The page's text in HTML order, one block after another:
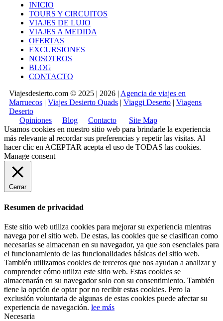
INICIO
TOURS Y CIRCUITOS
VIAJES DE LUJO
VIAJES A MEDIDA
OFERTAS
EXCURSIONES
NOSOTROS
BLOG
CONTACTO
Viajesdesierto.com © 2025 | 2026 | Agencia de viajes en
Marruecos | Viajes Desierto Quads | Viaggi Deserto | Viagens
Deserto
Opiniones
Blog Contacto
Site Map
Usamos cookies en nuestro sitio web para brindarle la experiencia
más relevante al recordar sus preferencias y repetir las visitas. Al
hacer clic en ACEPTAR acepta el uso de TODAS las cookies.
Manage consent
Cerrar
Resumen de privacidad
Este sitio web utiliza cookies para mejorar su experiencia mientras
navega por el sitio web. De estas, las cookies que se clasifican como
necesarias se almacenan en su navegador, ya que son esenciales para
el funcionamiento de las funcionalidades básicas del sitio web.
También utilizamos cookies de terceros que nos ayudan a analizar y
comprender cómo utiliza este sitio web. Estas cookies se
almacenarán en su navegador solo con su consentimiento. También
tiene la opción de optar por no recibir estas cookies. Pero la
exclusión voluntaria de algunas de estas cookies puede afectar su
experiencia de navegación. lee más
Necesaria